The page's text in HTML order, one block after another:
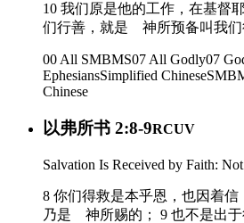
10 我们原是他的工作，在基督
们行善，就是 神所预备叫我们
00 All SMBMS07 All Godly07
EphesiansSimplified Chinese
Chinese
以弗所书 2:8-9RCUV
Salvation Is Received by Faith:
8 你们得救是本乎恩，也因着信
乃是 神所赐的； 9 也不是出于